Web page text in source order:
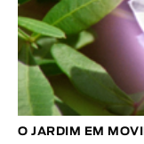
O JARDIM EM